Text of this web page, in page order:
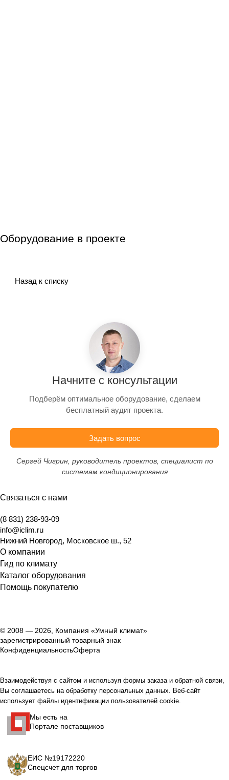
Оборудование в проекте
Назад к списку
Начните с консультации
Подберём оптимальное оборудование, сделаем
бесплатный аудит проекта.
Задать вопрос
Сергей Чигрин, руководитель проектов, специалист по
системам кондиционирования
Связаться с нами
(8 831) 238-93-09
info@iclim.ru
Нижний Новгород, Московское ш., 52
О компании
Гид по климату
Каталог оборудования
Помощь покупателю
© 2008 — 2026, Компания «Умный климат»
зарегистрированный товарный знак
КонфиденциальностьОферта
Взаимодействуя с сайтом и используя формы заказа и обратной связи,
Вы соглашаетесь на обработку персональных данных. Веб-сайт
использует файлы идентификации пользователей cookie.
Мы есть на
Портале поставщиков
ЕИС №19172220
Спецсчет для торгов